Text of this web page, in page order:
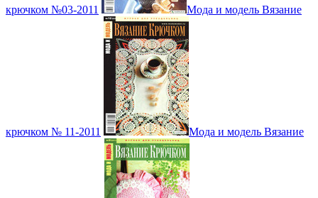
крючком №03-2011 Мода и модель Вязание
крючком № 11-2011 Мода и модель Вязание